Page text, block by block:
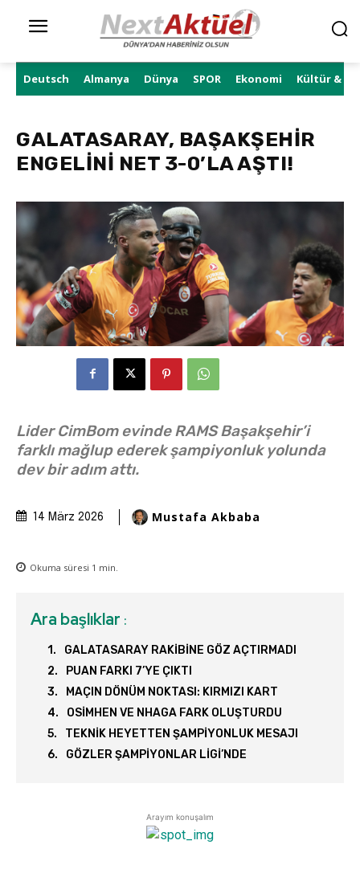
Deutsch Almanya Dünya SPOR Ekonomi Kültür &
GALATASARAY, BAŞAKŞEHİR
ENGELİNİ NET 3-0’LA AŞTI!
Lider CimBom evinde RAMS Başakşehir’i
farklı mağlup ederek şampiyonluk yolunda
dev bir adım attı.
14 März 2026 Mustafa Akbaba
Okuma süresi 1 min.
Ara başlıklar :
GALATASARAY RAKİBİNE GÖZ AÇTIRMADI
PUAN FARKI 7’YE ÇIKTI
MAÇIN DÖNÜM NOKTASI: KIRMIZI KART
OSİMHEN VE NHAGA FARK OLUŞTURDU
TEKNİK HEYETTEN ŞAMPİYONLUK MESAJI
GÖZLER ŞAMPİYONLAR LİGİ’NDE
Arayım konuşalım